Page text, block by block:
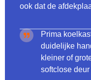
ook dat de
Prima
duidelijke
kleiner of
softclose